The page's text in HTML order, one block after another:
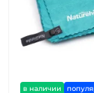
в наличии